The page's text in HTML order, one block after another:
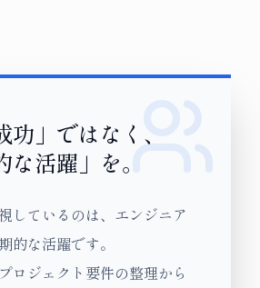
功」ではなく、
な活躍」を。
しているのは、エンジニア
的な活躍です。
ロジェクト要件の整理から